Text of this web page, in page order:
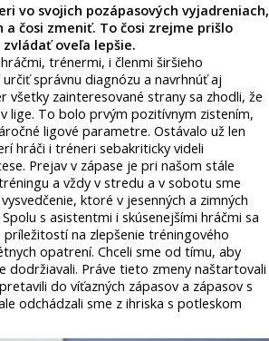
vo svojich pozápasových vyjadreniach,
čosi zmeniť. To čosi zrejme prišlo
oveľa lepšie.
trénermi, i členmi širšieho
správnu diagnózu a navrhnúť aj
zainteresované strany sa zhodli, že
lige. To bolo prvým pozitívnym zistením,
ligové parametre. Ostávalo už len
hráči i tréneri sebakriticky videli
Prejav v zápase je pri našom stále
a vždy v stredu a v sobotu sme
ktoré v jesenných a zimných
s asistentmi i skúsenejšími hráčmi sa
na zlepšenie tréningového
opatrení. Chceli sme od tímu, aby
dodržiavali. Práve tieto zmeny naštartovali
do víťazných zápasov a zápasov s
odchádzali sme z ihriska s potleskom